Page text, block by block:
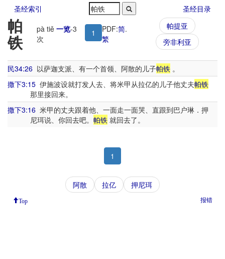
圣经索引 圣经目录
帕
铁
pà tiě 一览-3
次
1 PDF:简.
繁
帕提亚
旁非利亚
民34:26 以萨迦支派、有一个首领、阿散的儿子帕铁 。
撒下3:15 伊施波设就打发人去、将米甲从拉亿的儿子他丈夫帕铁
那里接回来。
撒下3:16 米甲的丈夫跟着他、一面走一面哭、直跟到巴户琳．押
尼珥说、你回去吧。 帕铁就回去了。
1
阿散 拉亿 押尼珥
Top 报错